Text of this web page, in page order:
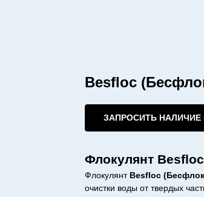
Besfloc
ЗАПРОСИТЬ
Флокулянт
Флокулянт Besfloc
очистки воды от твердых